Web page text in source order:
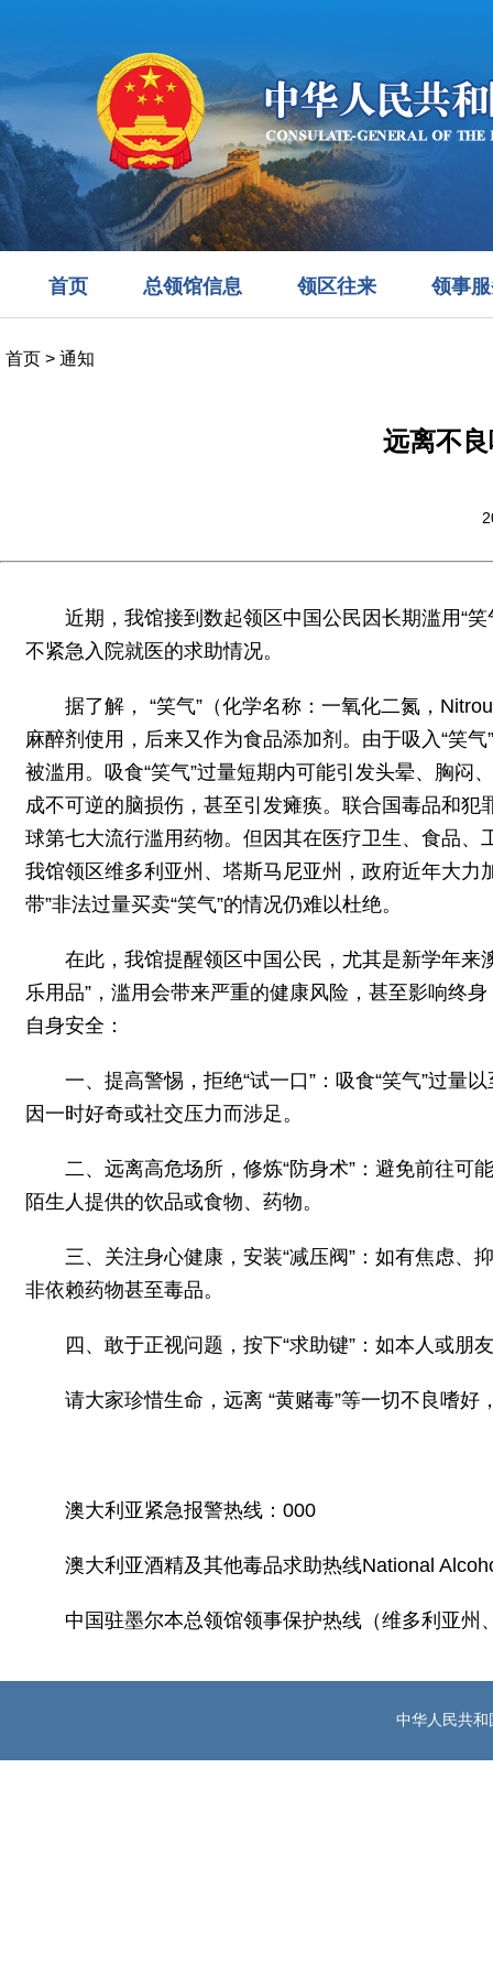
首页 总领馆信息 领区往来 领事
首页 > 通知
远离不
近期，我馆接到数起领区中国公民因长期滥用“
不紧急入院就医的求助情况。
据了解， “笑气”（化学名称：一氧化二氮，
麻醉剂使用，后来又作为食品添加剂。由于吸入“笑
被滥用。吸食“笑气”过量短期内可能引发头晕、胸
成不可逆的脑损伤，甚至引发瘫痪。联合国毒品和犯
球第七大流行滥用药物。但因其在医疗卫生、食品
我馆领区维多利亚州、塔斯马尼亚州，政府近年大力
带”非法过量买卖“笑气”的情况仍难以杜绝。
在此，我馆提醒领区中国公民，尤其是新学年来
乐用品”，滥用会带来严重的健康风险，甚至影响终
自身安全：
一、提高警惕，拒绝“试一口”：吸食“笑气”过量
因一时好奇或社交压力而涉足。
二、远离高危场所，修炼“防身术”：避免前往可
陌生人提供的饮品或食物、药物。
三、关注身心健康，安装“减压阀”：如有焦虑
非依赖药物甚至毒品。
四、敢于正视问题，按下“求助键”：如本人或
请大家珍惜生命，远离 “黄赌毒”等一切不良嗜
澳大利亚紧急报警热线：000
澳大利亚酒精及其他毒品求助热线National
中国驻墨尔本总领馆领事保护热线（维多利亚
中华人民共